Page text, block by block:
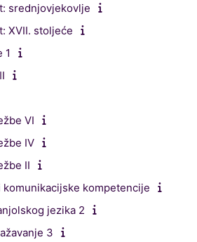
srednjovjekovlje
XVII. stoljeće
1
VI
IV
II
kompetencije
jezika 2
3